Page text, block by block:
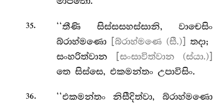
35.
‘‘තීණි සිස්සසහස්සානි, වාචෙසිං
බ්රාහ්මණො
[බ්රාහ්මණෙ (සී.)]
තදා;
සංහරිත්වාන
[සංසාවිත්වාන (ස්යා.)]
තෙ සිස්සෙ, එකමන්තං උපාවිසිං.
36. ‘‘එකමන්තංනිසීදිත්වා, බ්රාහ්මණො